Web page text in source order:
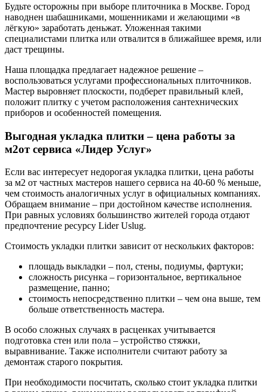
Будьте осторожны при выборе плиточника в Москве. Город
наводнен шабашниками, мошенниками и желающими «в
лёгкую» заработать деньжат. Уложенная такими
специалистами плитка или отвалится в ближайшее время, или
даст трещины.
Наша площадка предлагает надежное решение –
воспользоваться услугами профессиональных плиточников.
Мастер выровняет плоскости, подберет правильный клей,
положит плитку с учетом расположения сантехнических
приборов и особенностей помещения.
Выгодная укладка плитки – цена работы за
м2от сервиса «Лидер Услуг»
Если вас интересует недорогая укладка плитки, цена работы
за м2 от частных мастеров нашего сервиса на 40-60 % меньше,
чем стоимость аналогичных услуг в официальных компаниях.
Обращаем внимание – при достойном качестве исполнения.
При равных условиях большинство жителей города отдают
предпочтение ресурсу Lider Uslug.
Стоимость укладки плитки зависит от нескольких факторов:
площадь выкладки – пол, стены, подиумы, фартуки;
сложность рисунка – горизонтальное, вертикальное
размещение, панно;
стоимость непосредственно плитки – чем она выше, тем
больше ответственность мастера.
В особо сложных случаях в расценках учитывается
подготовка стен или пола – устройство стяжки,
выравнивание. Также исполнители считают работу за
демонтаж старого покрытия.
При необходимости посчитать, сколько стоит укладка плитки